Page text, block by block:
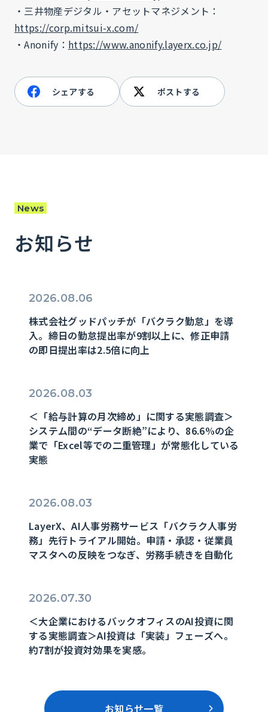
・三井物産デジタル・アセットマネジメント：
https://corp.mitsui-x.com/
・Anonify： https://www.anonify.layerx.co.jp/
シェアする ポストする
News
お知らせ
2026.08.06
株式会社グッドパッチが「バクラク勤怠」を導
入。締日の勤怠提出率が9割以上に、修正申請
の即日提出率は2.5倍に向上
2026.08.03
＜「給与計算の月次締め」に関する実態調査＞
システム間の“データ断絶”により、86.6%の企
業で「Excel等での二重管理」が常態化している
実態
2026.08.03
LayerX、AI人事労務サービス「バクラク人事労
務」先行トライアル開始。申請・承認・従業員
マスタへの反映をつなぎ、労務手続きを自動化
2026.07.30
＜大企業におけるバックオフィスのAI投資に関
する実態調査＞AI投資は「実装」フェーズへ。
約7割が投資対効果を実感。
お知らせ一覧